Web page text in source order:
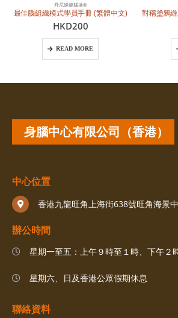
丹尼遜健腦操®
最佳腦組織模式學員手冊 (繁體中文)
HKD200
READ MORE
對稱塗鴉
身腦中心有限公司（香港）
中心位置
香港九龍旺角上海街638號旺角海景
辦公時間
星期一至五：上午９時至１時、下午２
星期六、日及香港公眾假期休息
聯絡資料